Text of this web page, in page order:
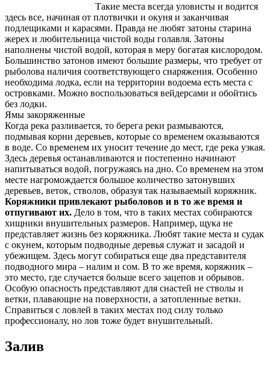
Такие места всегда уловисты и водится
здесь все, начиная от плотвички и окуня и заканчивая
подлещиками и карасями. Правда не любят затоны старина
жерех и любительница чистой воды голавля. Затоны
наполнены чистой водой, которая в меру богатая кислородом.
Большинство затонов имеют большие размеры, что требует от
рыболова наличия соответствующего снаряжения. Особенно
необходима лодка, если на территории водоема есть места с
островками. Можно воспользоваться вейдерсами и обойтись
без лодки.
Ямы закоряженные
Когда река разливается, то берега реки размываются,
подмывая корни деревьев, которые со временем оказываются
в воде. Со временем их уносит течение до мест, где река узкая.
Здесь деревья останавливаются и постепенно начинают
напитываться водой, погружаясь на дно. Со временем на этом
месте нагромождается большое количество затонувших
деревьев, веток, стволов, образуя так называемый коряжник.
Коряжники привлекают рыболовов и в то же время и
отпугивают их. Дело в том, что в таких местах собираются
хищники внушительных размеров. Например, щука не
представляет жизнь без коряжника. Любят такие места и судак
с окунем, которым подводные деревья служат и засадой и
убежищем. Здесь могут собираться еще два представителя
подводного мира – налим и сом. В то же время, коряжник –
это место, где случается больше всего зацепов и обрывов.
Особую опасность представляют для снастей не стволы и
ветки, плавающие на поверхности, а затопленные ветки.
Справиться с ловлей в таких местах под силу только
профессионалу, но лов тоже будет внушительный.
Залив